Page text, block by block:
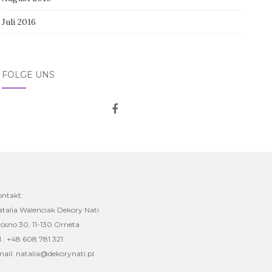
Juli 2016
FOLGE UNS
Walenciak Dekory Nati
30, 11-130 Orneta
+48 608 781 321
natalia@dekorynati.pl